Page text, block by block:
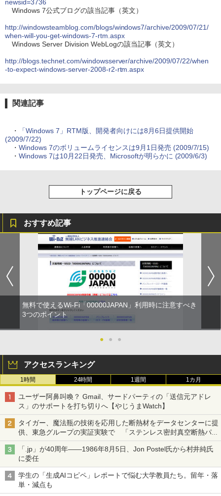
newsid=3736
Windows 7公式ブログの該当記事（英文）
http://windowsteamblog.com/blogs/windows7/archive/2009/07/21/
when-will-you-get-windows-7-rtm.aspx
Windows Server Division WebLogの該当記事（英文）
http://blogs.technet.com/windowsserver/archive/2009/07/22/when
-to-expect-windows-server-2008-r2-rtm.aspx
関連記事
・
「Windows 7」RTM版、開発者向けには8月6日提供開始
(2009/7/22)
・ Windows 7のボリュームライセンスは9月1日発売 (2009/7/15)
・ Windows 7は10月22日発売、Microsoftが明らかに (2009/6/3)
トップページに戻る
おすすめ記事
無料で使えるWi-Fi「00000JAPAN」利用時に注意すべき
3つのポイント
● ● ●
アクセスランキング
1時間 24時間 1週間 1カ月
ユーザー阿鼻叫喚？ Gmail、サードパーティの「送信元アドレ
ス」のサポートを打ち切りへ【やじうまWatch】
タイガー、魔法瓶の技術を応用した断熱材をデータセンターに提
供、東急グループの実証実験で 「ステンレス密封真空断熱パネ
ル TIVIP」
「.jp」が40周年――1986年8月5日、Jon Postel氏から村井純氏
に委任
学生の「生成AIコピペ」レポートで悩む大学教員たち。留年・落
単・減点も